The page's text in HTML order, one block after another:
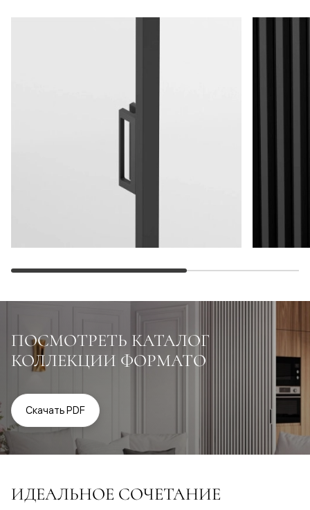
ПОСМОТРЕТЬ КАТАЛОГ
КОЛЛЕКЦИИ ФОРМАТО
Скачать PDF
ИДЕАЛЬНОЕ СОЧЕТАНИЕ